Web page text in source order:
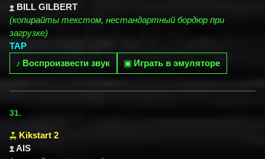
BILL GILBERT
(копирайты текстом, нестандартный бордюр при
загрузке)
TAP
♪ Воспроизвести звук ▣ Играть в эмуляторе
31.
Kikstart 2
AIS